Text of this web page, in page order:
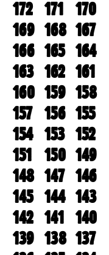
172 171 170
169 168 167
166 165 164
163 162 161
160 159 158
157 156 155
154 153 152
151
150 149
148 147 146
145 144 143
142 141 140
139 138 137